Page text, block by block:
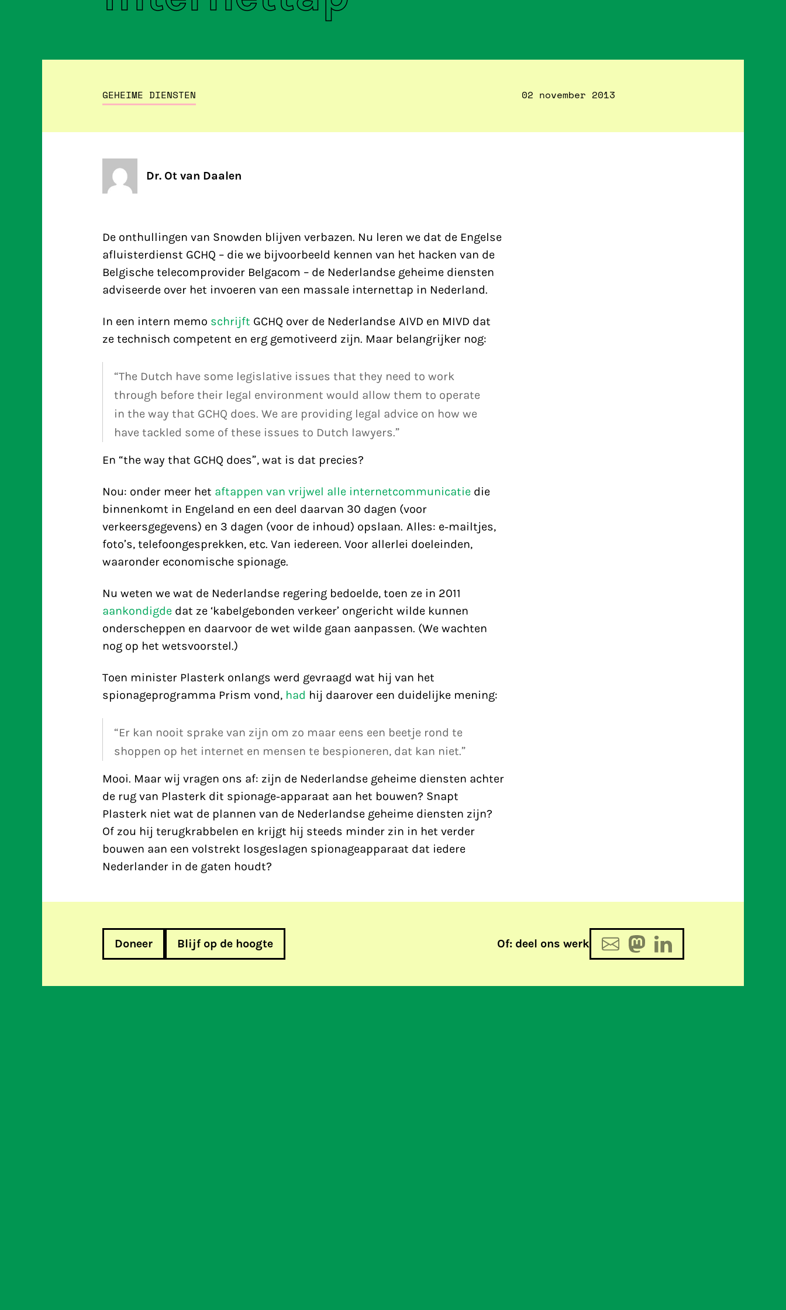
GEHEIME DIENSTEN 02 november 2013
Dr. Ot van Daalen
De onthullingen van Snowden blijven verbazen. Nu leren we dat de Engelse
afluisterdienst GCHQ – die we bijvoorbeeld kennen van het hacken van de
Belgische telecomprovider Belgacom – de Nederlandse geheime diensten
adviseerde over het invoeren van een massale internettap in Nederland.
In een intern memo schrijft GCHQ over de Nederlandse AIVD en MIVD dat
ze technisch competent en erg gemotiveerd zijn. Maar belangrijker nog:
“The Dutch have some legislative issues that they need to work
through before their legal environment would allow them to operate
in the way that GCHQ does. We are providing legal advice on how we
have tackled some of these issues to Dutch lawyers.”
En “the way that GCHQ does”, wat is dat precies?
Nou: onder meer het aftappen van vrijwel alle internetcommunicatiedie
binnenkomt in Engeland en een deel daarvan 30 dagen (voor
verkeersgegevens) en 3 dagen (voor de inhoud) opslaan. Alles: e-mailtjes,
foto’s, telefoongesprekken, etc. Van iedereen. Voor allerlei doeleinden,
waaronder economische spionage.
Nu weten we wat de Nederlandse regering bedoelde, toen ze in 2011
aankondigdedat ze ‘kabelgebonden verkeer’ ongericht wilde kunnen
onderscheppen en daarvoor de wet wilde gaan aanpassen. (We wachten
nog op het wetsvoorstel.)
Toen minister Plasterk onlangs werd gevraagd wat hij van het
spionageprogramma Prism vond, had hij daarover een duidelijke mening:
“Er kan nooit sprake van zijn om zo maar eens een beetje rond te
shoppen op het internet en mensen te bespioneren, dat kan niet.”
Mooi. Maar wij vragen ons af: zijn de Nederlandse geheime diensten achter
de rug van Plasterk dit spionage-apparaat aan het bouwen? Snapt
Plasterk niet wat de plannen van de Nederlandse geheime diensten zijn?
Of zou hij terugkrabbelen en krijgt hij steeds minder zin in het verder
bouwen aan een volstrekt losgeslagen spionageapparaat dat iedere
Nederlander in de gaten houdt?
Doneer Blijf op de hoogte Of: deel ons werk